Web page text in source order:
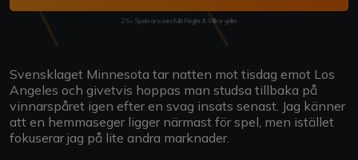
25+ Spela ansvarsfullt Regler & Villkor gäller
Svensklaget Minnesota tar natten mot tisdag emot Los
Angeles och givetvis hoppas man studsa tillbaka på
vinnarspåret igen efter en svag insats senast. Jag känner
att en hemmaseger ligger närmast för spel, men istället
fokuserar jag på lite andra marknader.